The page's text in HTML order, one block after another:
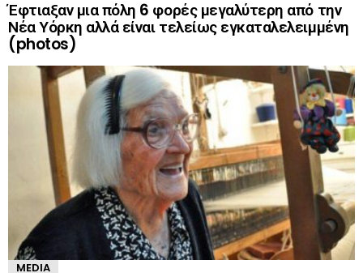
Έφτιαξαν μια πόλη 6 φορές μεγαλύτερη από την
Νέα Υόρκη αλλά είναι τελείως εγκαταλελειμμένη
(photos)
MEDIA